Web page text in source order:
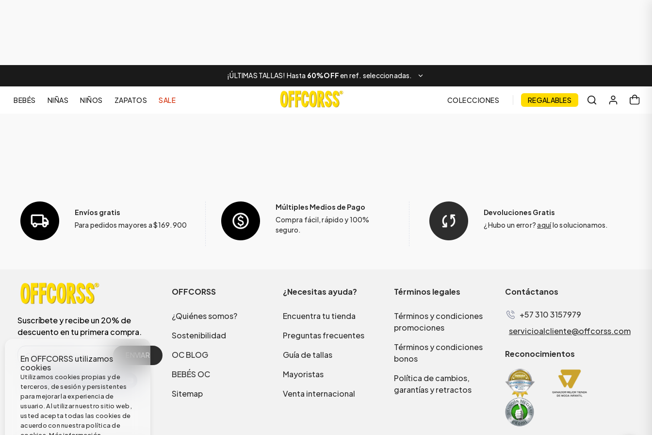
¡ÚLTIMAS TALLAS! Hasta 60%OFFen ref. seleccionadas.
BEBÉS NIÑAS NIÑOS ZAPATOS SALE COLECCIONES REGALABLES
En OFFCORSS utilizamos
cookies
Utilizamos cookies propias y de
terceros, de sesión y persistentes
para mejorar la experiencia de
usuario. Al utilizar nuestro sitio web,
usted acepta todas las cookies de
acuerdo con nuestra política de
Envíos gratis
Para pedidos mayores a $169.900
Múltiples Medios de Pago
Compra fácil, rápido y 100%
seguro.
Devoluciones Gratis
¿Hubo un error?aquílo solucionamos.
Suscríbete y recibe un 20% de
descuento en tu primera compra.
ENVIAR
OFFCORSS
¿Quiénes somos?
Sostenibilidad
OC BLOG
BEBÉS OC
Sitemap
¿Necesitas ayuda?
Encuentra tu tienda
Preguntas frecuentes
Guía de tallas
Mayoristas
Venta internacional
Términos legales
Términos y condiciones
promociones
Términos y condiciones
bonos
Política de cambios,
garantías y retractos
Contáctanos
+57 310 3157979
servicioalcliente@offcorss.com
Reconocimientos